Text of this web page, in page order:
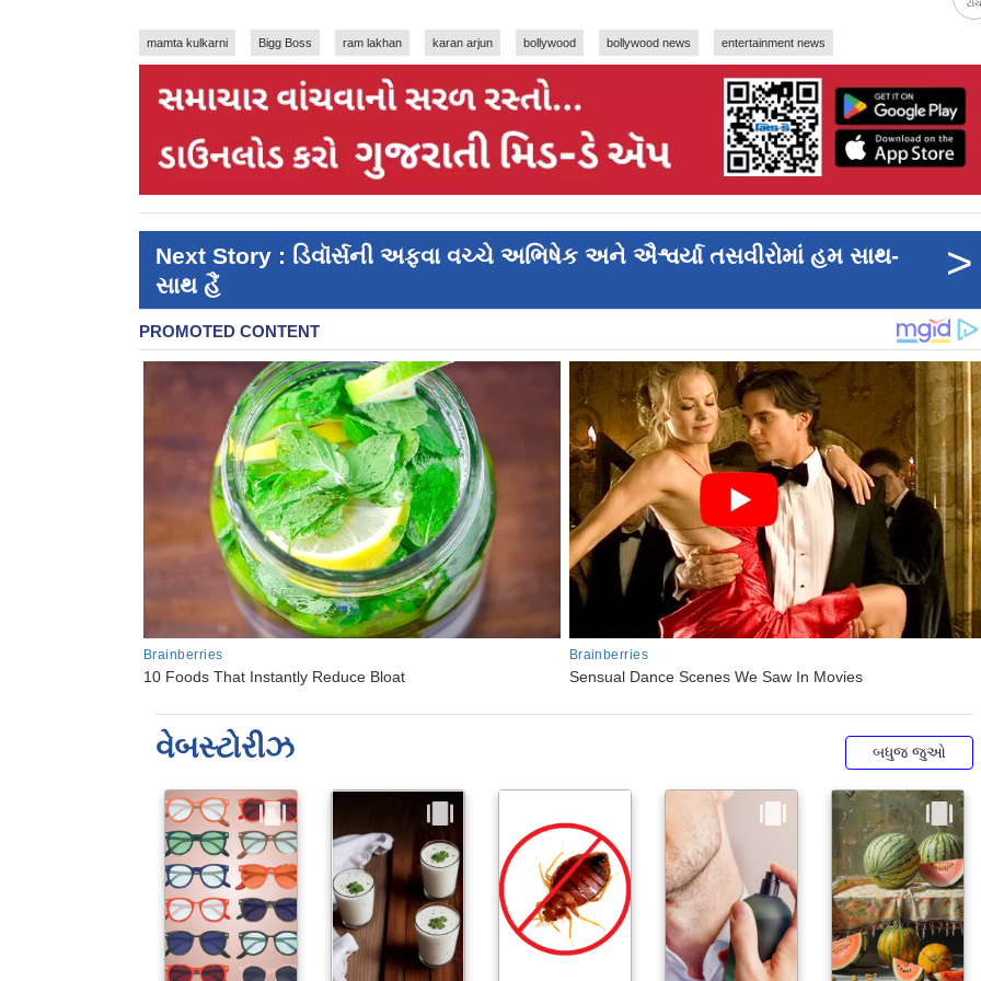
mamta kulkarni Bigg Boss ram lakhan karan arjun bollywood bollywood news entertainment news
Next Story : ડિવૉર્સની અફવા વચ્ચે અભિષેક અને ઐશ્વર્યા તસવીરોમાં હમ સાથ-
સાથ હૈં
>
વેબસ્ટોરીઝ બધુજ જુઓ